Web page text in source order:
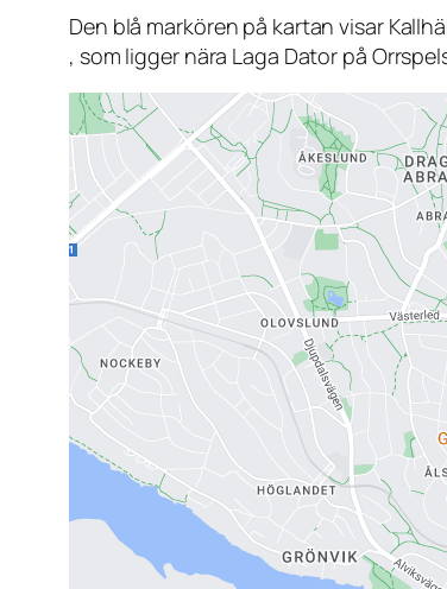
Den blå markören på kartan visar
, som ligger nära Laga Dator på